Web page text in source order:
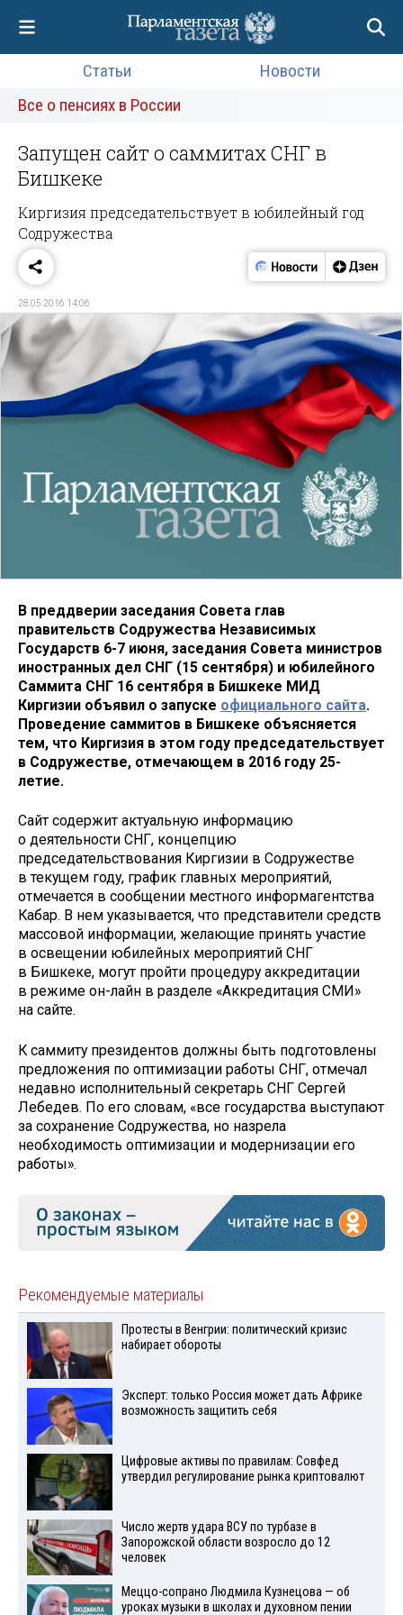
Статьи
Новости
Все о пенсиях в России
Запущен сайт о саммитах СНГ в
Бишкеке
Киргизия председательствует в юбилейный год
Содружества
28.05.2016 14:06
В преддверии заседания Совета глав
правительств Содружества Независимых
Государств 6-7 июня, заседания Совета министров
иностранных дел СНГ (15 сентября) и юбилейного
Саммита СНГ 16 сентября в Бишкеке МИД
Киргизии объявил о запуске официального сайта.
Проведение саммитов в Бишкеке объясняется
тем, что Киргизия в этом году председательствует
в Содружестве, отмечающем в 2016 году 25-
летие.
Сайт содержит актуальную информацию
о деятельности СНГ, концепцию
председательствования Киргизии в Содружестве
в текущем году, график главных мероприятий,
отмечается в сообщении местного информагентства
Кабар. В нем указывается, что представители средств
массовой информации, желающие принять участие
в освещении юбилейных мероприятий СНГ
в Бишкеке, могут пройти процедуру аккредитации
в режиме он-лайн в разделе «Аккредитация СМИ»
на сайте.
К саммиту президентов должны быть подготовлены
предложения по оптимизации работы СНГ, отмечал
недавно исполнительный секретарь СНГ Сергей
Лебедев. По его словам, «все государства выступают
за сохранение Содружества, но назрела
необходимость оптимизации и модернизации его
работы».
Рекомендуемые материалы
Протесты в Венгрии: политический кризис
набирает обороты
Эксперт: только Россия может дать Африке
возможность защитить себя
Цифровые активы по правилам: Совфед
утвердил регулирование рынка криптовалют
Число жертв удара ВСУ по турбазе в
Запорожской области возросло до 12
человек
Меццо-сопрано Людмила Кузнецова — об
уроках музыки в школах и духовном пении